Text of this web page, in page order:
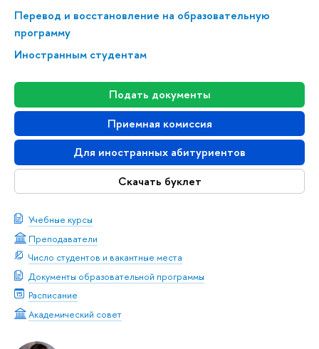
Перевод и восстановление на образовательную
программу
Иностранным студентам
Подать документы
Приемная комиссия
Для иностранных абитуриентов
Скачать буклет
Учебные курсы
Преподаватели
Число студентов и вакантные места
Документы образовательной программы
Расписание
Академический совет